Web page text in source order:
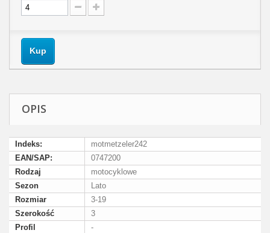
Kup
OPIS
Indeks:
motmetzeler242
EAN/SAP:
0747200
Rodzaj
motocyklowe
Sezon
Lato
Rozmiar
3-19
Szerokość
3
Profil
-